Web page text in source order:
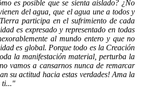
es posible que se sienta aislado? ¿No
del agua, que el agua une a todos y
participa en el sufrimiento de cada
es expresado y representado en todas
al mundo entero y que no
es global. Porque todo es la Creación
la manifestación material, perturba la
vamos a cansarnos nunca de remarcar
su actitud hacia estas verdades! Ama la
ti..."